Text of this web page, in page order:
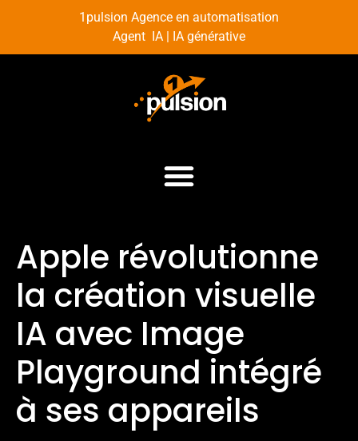
1pulsion Agence en automatisation
Agent IA | IA générative
Apple révolutionne
la création visuelle
IA avec Image
Playground intégré
à ses appareils